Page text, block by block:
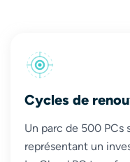
Cycles de
Un parc de 500 PCs
représentant un